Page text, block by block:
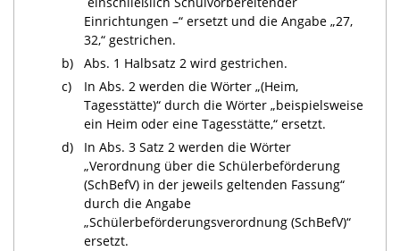
Einrichtungen –“ ersetzt und die Angabe „27,
32,“ gestrichen.
b)
Abs. 1 Halbsatz 2 wird gestrichen.
c)
In Abs. 2 werden die Wörter „(Heim,
Tagesstätte)“ durch die Wörter „beispielsweise
ein Heim oder eine Tagesstätte,“ ersetzt.
d)
In Abs. 3 Satz 2 werden die Wörter
„Verordnung über die Schülerbeförderung
(SchBefV) in der jeweils geltenden Fassung“
durch die Angabe
„Schülerbeförderungsverordnung (SchBefV)“
ersetzt.